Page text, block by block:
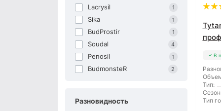
Lacrysil 1
Sika 1
BudProstir 1
Soudal 4
Penosil 1
BudmonsteR 2
Разновидность
В
Тип:
Тип